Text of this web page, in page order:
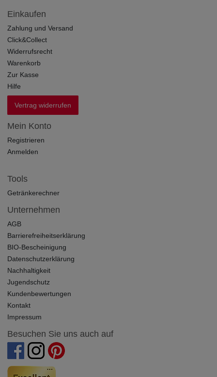
Einkaufen
Zahlung und Versand
Click&Collect
Widerrufsrecht
Warenkorb
Zur Kasse
Hilfe
Vertrag widerrufen
Mein Konto
Registrieren
Anmelden
Tools
Getränkerechner
Unternehmen
AGB
Barrierefreiheitserklärung
BIO-Bescheinigung
Datenschutzerklärung
Nachhaltigkeit
Jugendschutz
Kundenbewertungen
Kontakt
Impressum
Besuchen Sie uns auch auf